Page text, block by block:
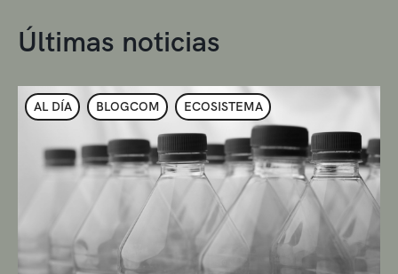
Últimas noticias
AL DÍA BLOGCOM ECOSISTEMA